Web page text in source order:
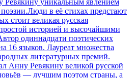
Ревякину уникальным явлением
в её стихах предстают
стоит великая русская
историей и высочайшими
одиннадцати поэтических
16 языков. Лауреат множества
литературных премий.
Анну Ревякину великой русской
— лучшим поэтом страны, а